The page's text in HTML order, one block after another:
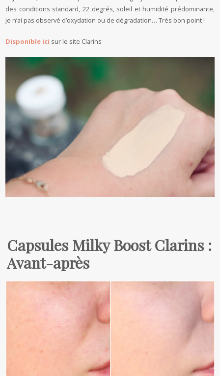
des conditions standard, 22 degrés, soleil et humidité prédominante,
je n’ai pas observé d’oxydation ou de dégradation… Très bon point !
Disponible ici sur le site Clarins
Capsules Milky Boost Clarins :
Avant-après